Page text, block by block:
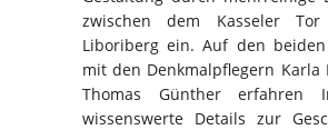
zwischen dem Kasseler
Liboriberg ein. Auf den
mit den Denkmalpflegern Karla
Thomas Günther erfahren
wissenswerte Details zur